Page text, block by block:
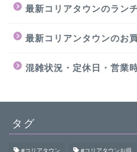
最新コリアタウンのラン
最新コリアンタウンのお
混雑状況・定休日・営業
タグ
#コリアタウン #コリアタウンお得